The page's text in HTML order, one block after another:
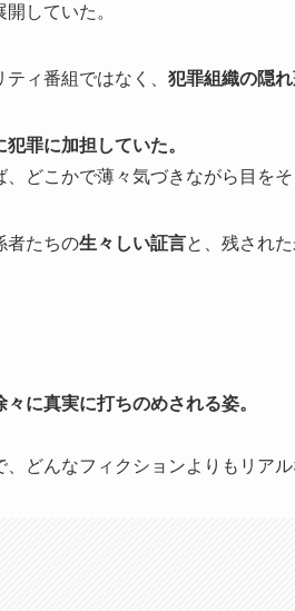
していた。
ィ番組ではなく、 犯罪組織の隠
罪に加担していた。
どこかで薄々気づきながら目をそ
者たちの生々しい証言と、残され
に真実に打ちのめされる姿。
どんなフィクションよりもリアル